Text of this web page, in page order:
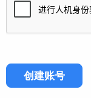
创建账号